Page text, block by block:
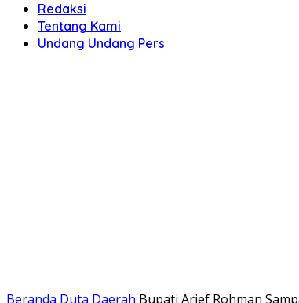
Redaksi
Tentang Kami
Undang Undang Pers
Beranda Duta Daerah Bupati Arief Rohman